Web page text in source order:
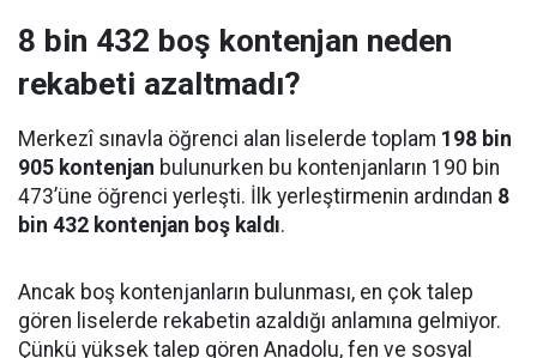
8 bin 432 boş kontenjan neden
rekabeti azaltmadı?
Merkezî sınavla öğrenci alan liselerde toplam 198 bin
905 kontenjan bulunurken bu kontenjanların 190 bin
473’üne öğrenci yerleşti. İlk yerleştirmenin ardından 8
bin 432 kontenjan boş kaldı.
Ancak boş kontenjanların bulunması, en çok talep
gören liselerde rekabetin azaldığı anlamına gelmiyor.
Çünkü yüksek talep gören Anadolu, fen ve sosyal